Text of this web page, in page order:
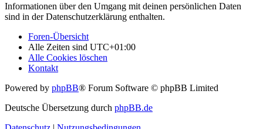
Informationen über den Umgang mit deinen persönlichen Daten
sind in der Datenschutzerklärung enthalten.
Foren-Übersicht
Alle Zeiten sind UTC+01:00
Alle Cookies löschen
Kontakt
Powered by phpBB® Forum Software © phpBB Limited
Deutsche Übersetzung durch phpBB.de